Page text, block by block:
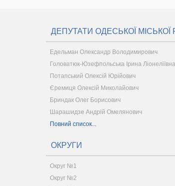
ДЕПУТАТИ ОДЕСЬКОЇ МІСЬКОЇ
Едельман Олександр Володимирович
Головатюк-Юзефпольська Ірина Ліонеліївна
Потапський Олексій Юрійович
Єремиця Олексій Миколайович
Бриндак Олег Борисович
Шарашидзе Андрій Омелянович
Повний список...
ОКРУГИ
Округ №1
Округ №2